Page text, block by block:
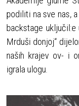
podiliti na sve nas,
backstage
Mrduši donjoj“
naših krajev ov- i
igrala ulogu.